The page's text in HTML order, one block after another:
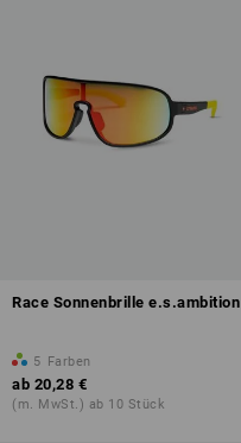
Race Sonnenbrille e.s.ambition
5 Farben
ab 20,28 €
(m. MwSt.) ab 10 Stück